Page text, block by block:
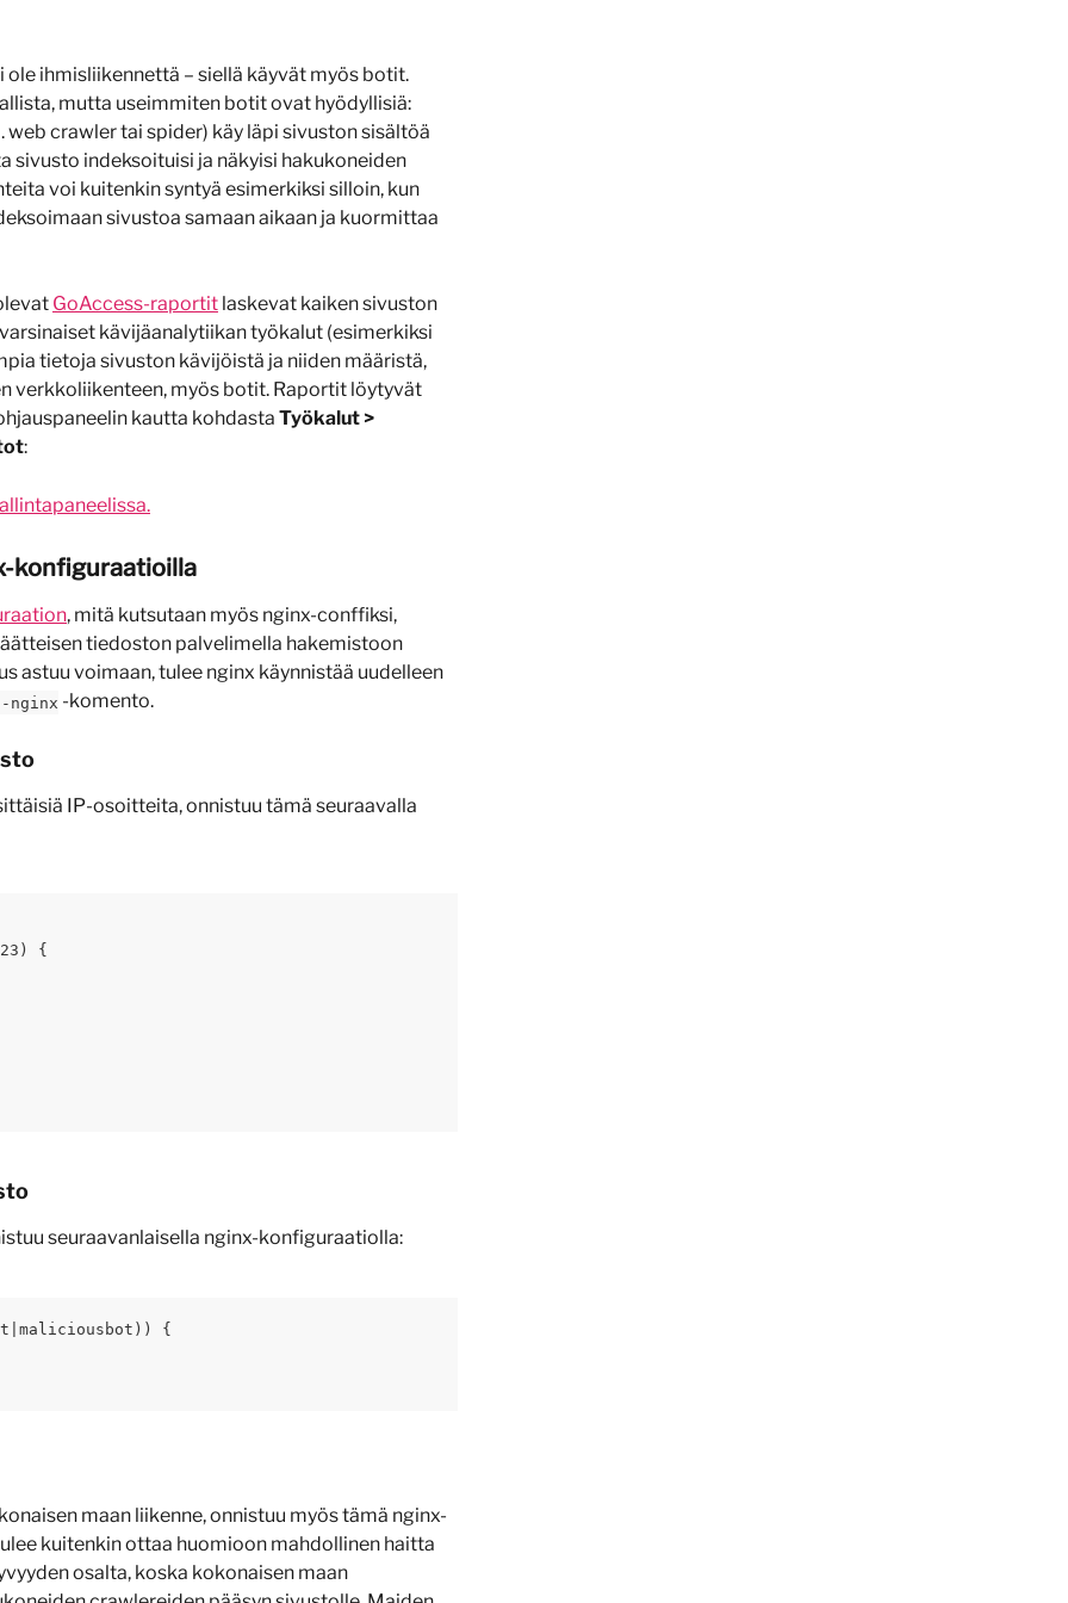
ihmisliikennettä – siellä käyvät myös botit.
mutta useimmiten botit ovat hyödyllisiä:
crawler tai spider) käy läpi sivuston sisältöä
sivusto indeksoituisi ja näkyisi hakukoneiden
voi kuitenkin syntyä esimerkiksi silloin, kun
sivustoa samaan aikaan ja kuormittaa
GoAccess-raportit laskevat kaiken sivuston
kävijäanalytiikan työkalut (esimerkiksi
tietoja sivuston kävijöistä ja niiden määristä,
verkkoliikenteen, myös botit. Raportit löytyvät
kautta kohdasta Työkalut >
:
konfiguraatioilla
, mitä kutsutaan myös nginx-conffiksi,
tiedoston palvelimella hakemistoon
astuu voimaan, tulee nginx käynnistää uudelleen
nginx -komento.
IP-osoitteita, onnistuu tämä seuraavalla
{
seuraavanlaisella nginx-konfiguraatiolla:
{
maan liikenne, onnistuu myös tämä nginx-
kuitenkin ottaa huomioon mahdollinen haitta
osalta, koska kokonaisen maan